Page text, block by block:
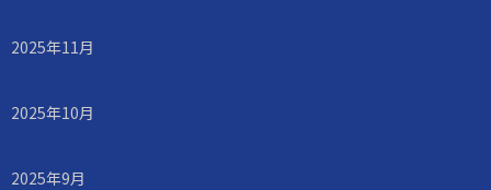
2025年11月
2025年10月
2025年9月